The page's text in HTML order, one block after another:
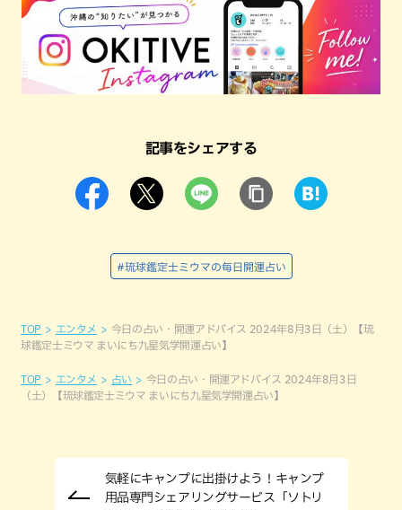
記事をシェアする
#琉球鑑定士ミウマの毎日開運占い
TOP エンタメ
今日の占い・開運アドバイス 2024年8月3日（土）【琉
球鑑定士ミウマ まいにち九星気学開運占い】
TOP エンタメ 占い
今日の占い・開運アドバイス 2024年8月3日
（土）【琉球鑑定士ミウマ まいにち九星気学開運占い】
気軽にキャンプに出掛けよう！キャンプ
用品専門シェアリングサービス「ソトリ